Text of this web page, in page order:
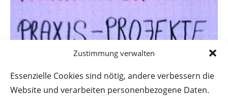
Zustimmung verwalten
Essenzielle Cookies sind nötig, andere verbessern die
Website und verarbeiten personenbezogene Daten.